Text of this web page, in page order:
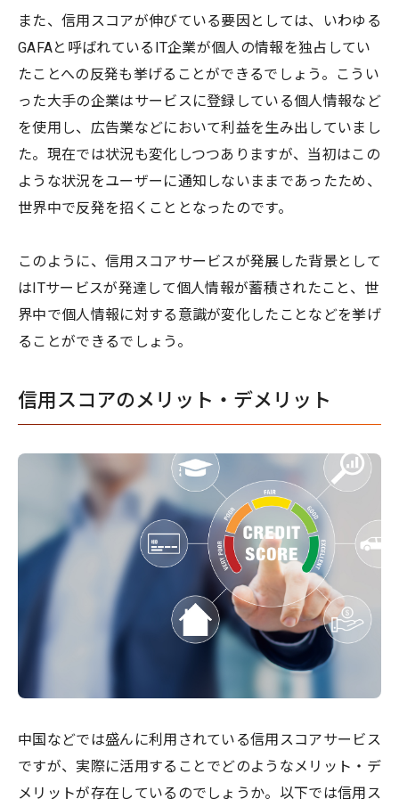
また、信用スコアが伸びている要因としては、いわゆる
GAFAと呼ばれているIT企業が個人の情報を独占してい
たことへの反発も挙げることができるでしょう。こうい
った大手の企業はサービスに登録している個人情報など
を使用し、広告業などにおいて利益を生み出していまし
た。現在では状況も変化しつつありますが、当初はこの
ような状況をユーザーに通知しないままであったため、
世界中で反発を招くこととなったのです。
このように、信用スコアサービスが発展した背景として
はITサービスが発達して個人情報が蓄積されたこと、世
界中で個人情報に対する意識が変化したことなどを挙げ
ることができるでしょう。
信用スコアのメリット・デメリット
中国などでは盛んに利用されている信用スコアサービス
ですが、実際に活用することでどのようなメリット・デ
メリットが存在しているのでしょうか。以下では信用ス